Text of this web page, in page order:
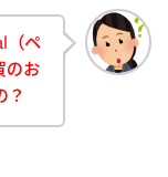
（ペ
のお
？